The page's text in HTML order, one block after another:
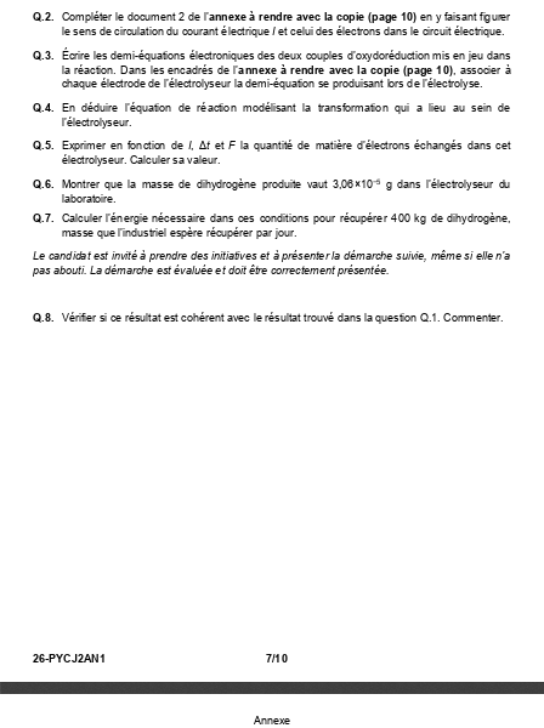
26-PYCJ2AN1 7/10
Q.2.
  Compléter le document 2 de
l’annexe à rendre avec la copie (page 10) en y faisant figurer
le sens de circulation du courant électrique I et celui des électrons dans le circuit électrique.
Q.3.
  Écrire les demi-équations électroniques
des deux couples d’oxydoréduction mis en jeu dans
la  réaction.  Dans les encadrés de l’annexe  à  rendre  avec  la  copie  (page  10), associer  à
chaque électrode de l’électrolyseur la demi-équation se produisant lors de l’électrolyse
Q.4.
  E
n déduire l’équation de réaction
  modélisant  la  transformation  qui  a  lieu  au  sein  de
l’électrolyseur.
Q.5.
  Exprimer  en  fonction  de
I, Δt
  et
F la quantité de matière d’électrons échangés dans cet
électrolyseur. Calculer sa valeur.
Q.6.
  Montrer  que  la  masse  de  dihydrogène  produite  vaut  3,06×10
−5
  g
dans l’électrolyseur du
laboratoire.
Q.7.
Calculer l’énergie nécessaire dans ces conditions pour récupérer
  400  kg  de  dihydrogène,
masse que l’industriel espère récupérer par jour.
Le candidat est invité à prendre des initiatives et à présenter la démarche suivie, même si elle n’a
pas abouti. La démarche est évaluée et doit être correctement présentée.
Q.8.
  Vérifier si ce résultat est cohérent avec le résultat trouvé dans la question Q.1. Commenter.
Annexe